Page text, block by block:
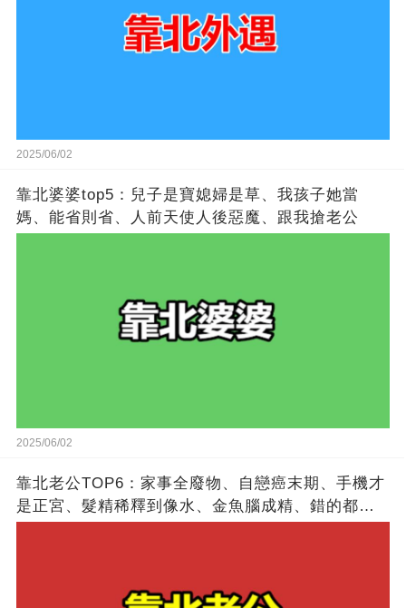
2025/06/02
靠北婆婆top5：兒子是寶媳婦是草​​、我孩子她當
媽、能省則省、人前天使人後惡魔​​、跟我搶老公
2025/06/02
靠北老公TOP6：家事全廢物、自戀癌末期、手機才
是正宮、髮精稀釋到像水、金魚腦成精、錯的都是